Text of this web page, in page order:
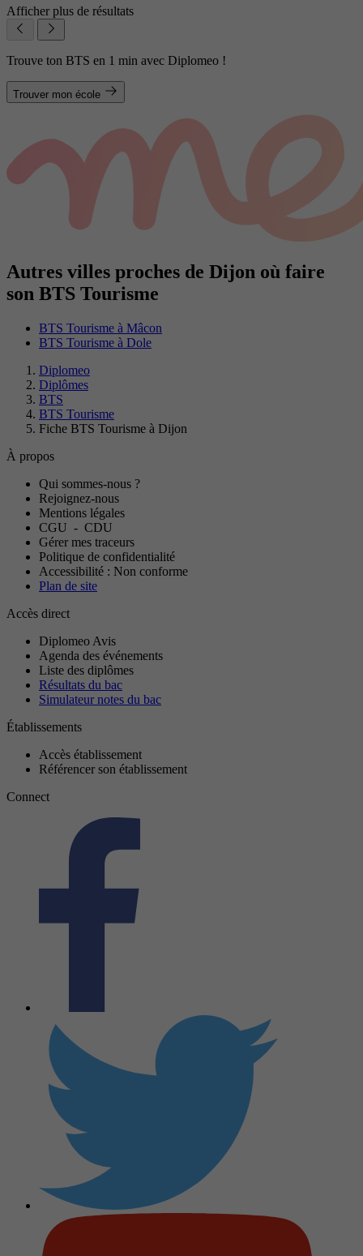
Afficher plus de résultats
Trouve ton BTS en 1 min avec Diplomeo !
Trouver mon école
Autres villes proches de Dijon où faire
son BTS Tourisme
BTS Tourisme à Mâcon
BTS Tourisme à Dole
Diplomeo
Diplômes
BTS
BTS Tourisme
Fiche BTS Tourisme à Dijon
À propos
Qui sommes-nous ?
Rejoignez-nous
Mentions légales
CGU - CDU
Gérer mes traceurs
Politique de confidentialité
Accessibilité : Non conforme
Plan de site
Accès direct
Diplomeo Avis
Agenda des événements
Liste des diplômes
Résultats du bac
Simulateur notes du bac
Établissements
Accès établissement
Référencer son établissement
Connect